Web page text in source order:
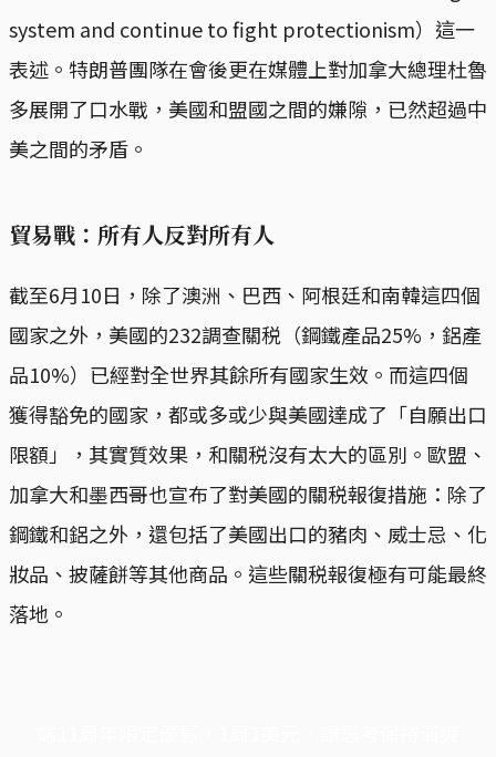
system and continue to fight protectionism）這一
表述。特朗普團隊在會後更在媒體上對加拿大總理杜魯
多展開了口水戰，美國和盟國之間的嫌隙，已然超過中
美之間的矛盾。
貿易戰：所有人反對所有人
截至6月10日，除了澳洲、巴西、阿根廷和南韓這四個
國家之外，美國的232調查關税（鋼鐵產品25%，鋁產
品10%）已經對全世界其餘所有國家生效。而這四個
獲得豁免的國家，都或多或少與美國達成了「自願出口
限額」，其實質效果，和關税沒有太大的區別。歐盟、
加拿大和墨西哥也宣布了對美國的關税報復措施：除了
鋼鐵和鋁之外，還包括了美國出口的豬肉、威士忌、化
妝品、披薩餅等其他商品。這些關税報復極有可能最終
落地。